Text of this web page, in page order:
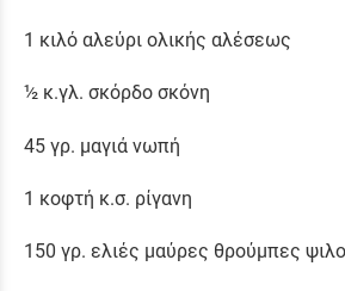
1 κιλό αλεύρι ολικής αλέσεως
½ κ.γλ. σκόρδο σκόνη
45 γρ. μαγιά νωπή
1 κοφτή κ.σ. ρίγανη
150 γρ. ελιές μαύρες θρούμπες